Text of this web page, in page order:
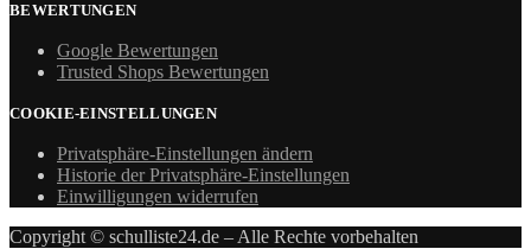
BEWERTUNGEN
Google Bewertungen
Trusted Shops Bewertungen
COOKIE-EINSTELLUNGEN
Privatsphäre-Einstellungen ändern
Historie der Privatsphäre-Einstellungen
Einwilligungen widerrufen
Copyright © schulliste24.de – Alle Rechte vorbehalten